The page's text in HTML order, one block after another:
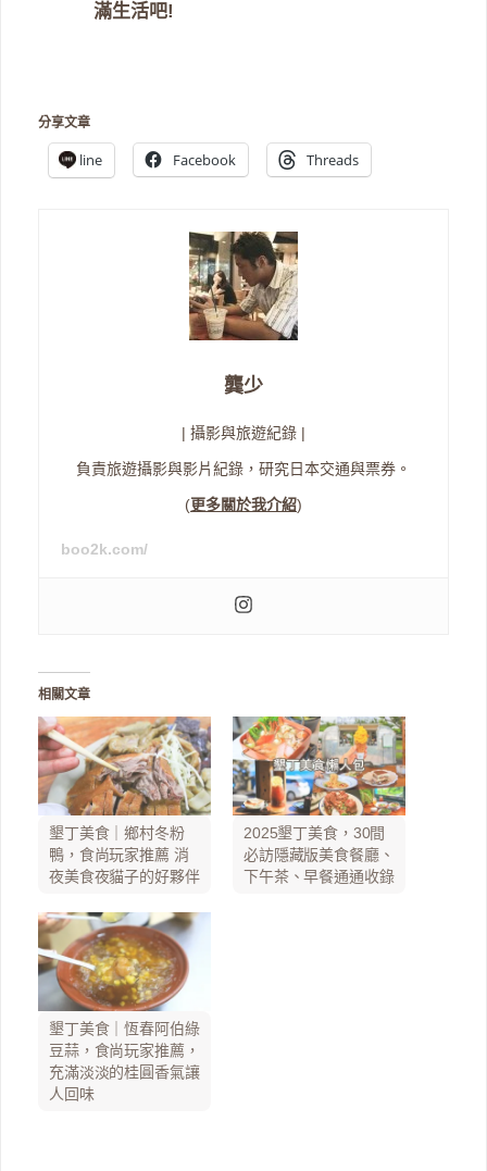
滿生活吧!
分享文章
line Facebook Threads
龔少
| 攝影與旅遊紀錄 |
負責旅遊攝影與影片紀錄，研究日本交通與票券。
(更多關於我介紹)
boo2k.com/
相關文章
墾丁美食｜鄉村冬粉
鴨，食尚玩家推薦 消
夜美食夜貓子的好夥伴
2025墾丁美食，30間
必訪隱藏版美食餐廳、
下午茶、早餐通通收錄
墾丁美食｜恆春阿伯綠
豆蒜，食尚玩家推薦，
充滿淡淡的桂圓香氣讓
人回味